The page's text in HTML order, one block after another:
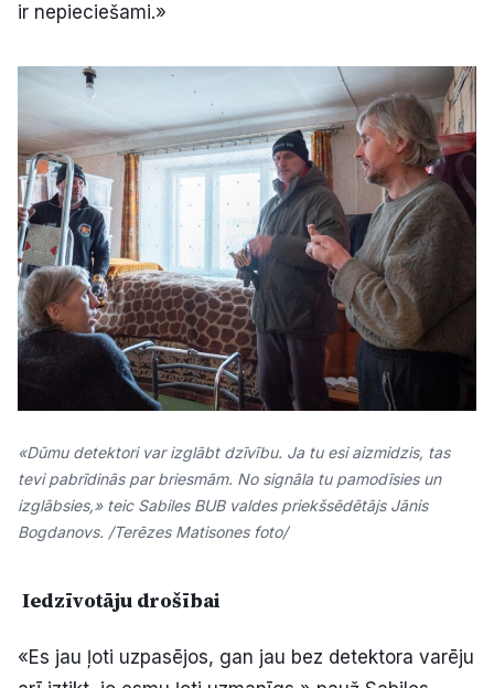
ir nepieciešami.»
«Dūmu detektori var izglābt dzīvību. Ja tu esi aizmidzis, tas
tevi pabrīdinās par briesmām. No signāla tu pamodīsies un
izglābsies,» teic Sabiles BUB valdes priekšsēdētājs Jānis
Bogdanovs. /Terēzes Matisones foto/
Iedzīvotāju drošībai
«Es jau ļoti uzpasējos, gan jau bez detektora varēju